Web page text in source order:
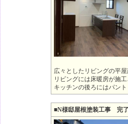
広々としたリビングの平
リビングには床暖房が施
キッチンの後ろにはパン
■N様邸屋根塗装工事 完